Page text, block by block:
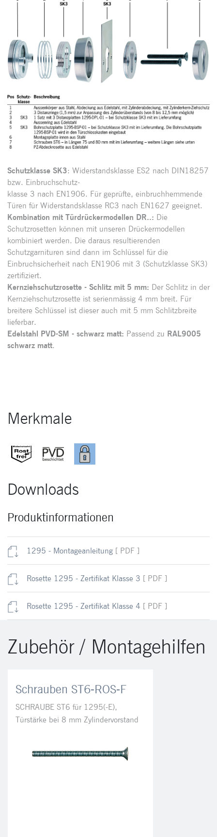
Schutzklasse SK3: Widerstandsklasse ES2 nach DIN18257
bzw. Einbruchschutz-
klasse 3 nach EN1906. Für geprüfte, einbruchhemmende
Türen für Widerstandsklasse RC3 nach EN1627 geeignet.
Kombination mit Türdrückermodellen DR..: Die
Schutzrosetten können mit unseren Drückermodellen
kombiniert werden. Die daraus resultierenden
Schutzgarnituren sind dann im Schlüssel für die
Einbruchsicherheit nach EN1906 mit 3 (Schutzklasse SK3)
zertifiziert.
Kernziehschutzrosette - Schlitz mit 5 mm: Der Schlitz in der
Kernziehschutzrosette ist serienmässig 4 mm breit. Für
breitere Schlüssel ist dieser auch mit 5 mm Schlitzbreite
lieferbar.
Edelstahl PVD-SM - schwarz matt: Passend zu RAL9005
schwarz matt.
Merkmale
Downloads
Produktinformationen
1295 - Montageanleitung [ PDF ]
Rosette 1295 - Zertifikat Klasse 3 [ PDF ]
Rosette 1295 - Zertifikat Klasse 4 [ PDF ]
Zubehör / Montagehilfen
Schrauben ST6-ROS-F
SCHRAUBE ST6 für 1295(-E),
Türstärke bei 8 mm Zylindervorstand